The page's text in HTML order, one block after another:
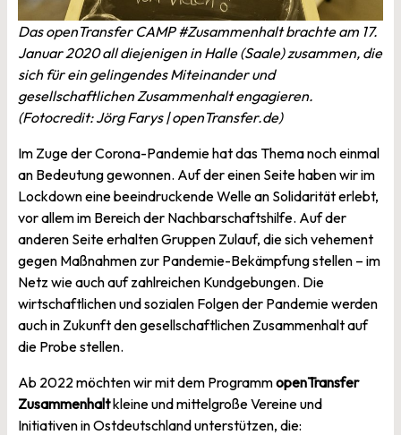
Das openTransfer CAMP #Zusammenhalt brachte am 17.
Januar 2020 all diejenigen in Halle (Saale) zusammen, die
sich für ein gelingendes Miteinander und
gesellschaftlichen Zusammenhalt engagieren.
(Fotocredit: Jörg Farys | openTransfer.de)
Im Zuge der Corona-Pandemie hat das Thema noch einmal
an Bedeutung gewonnen. Auf der einen Seite haben wir im
Lockdown eine beeindruckende Welle an Solidarität erlebt,
vor allem im Bereich der Nachbarschaftshilfe. Auf der
anderen Seite erhalten Gruppen Zulauf, die sich vehement
gegen Maßnahmen zur Pandemie-Bekämpfung stellen – im
Netz wie auch auf zahlreichen Kundgebungen. Die
wirtschaftlichen und sozialen Folgen der Pandemie werden
auch in Zukunft den gesellschaftlichen Zusammenhalt auf
die Probe stellen.
Ab 2022 möchten wir mit dem ProgrammopenTransfer
Zusammenhaltkleine und mittelgroße Vereine und
Initiativen in Ostdeutschland unterstützen, die: